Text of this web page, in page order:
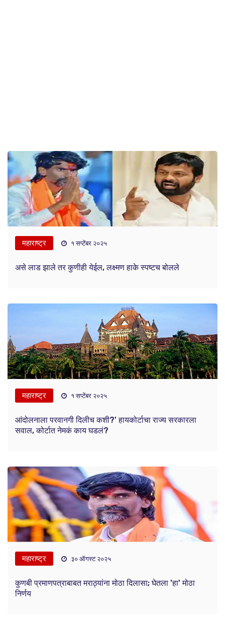
महाराष्ट्र १ सप्टेंबर २०२५
असे लाड झाले तर कुणीही येईल, लक्ष्मण हाके स्पष्टच बोलले
महाराष्ट्र १ सप्टेंबर २०२५
आंदोलनाला परवानगी दिलीच कशी?' हायकोर्टाचा राज्य सरकारला
सवाल, कोर्टात नेमकं काय घडलं?
महाराष्ट्र ३० ऑगस्ट २०२५
कुणबी प्रमाणपत्राबाबत मराठ्यांना मोठा दिलासा; घेतला 'हा' मोठा
निर्णय